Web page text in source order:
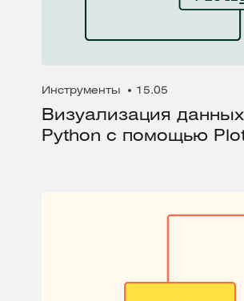
Инструменты 15.05
Визуализация
Python с помощью